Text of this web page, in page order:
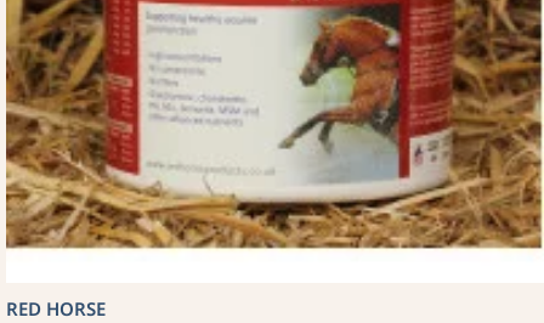
RED HORSE